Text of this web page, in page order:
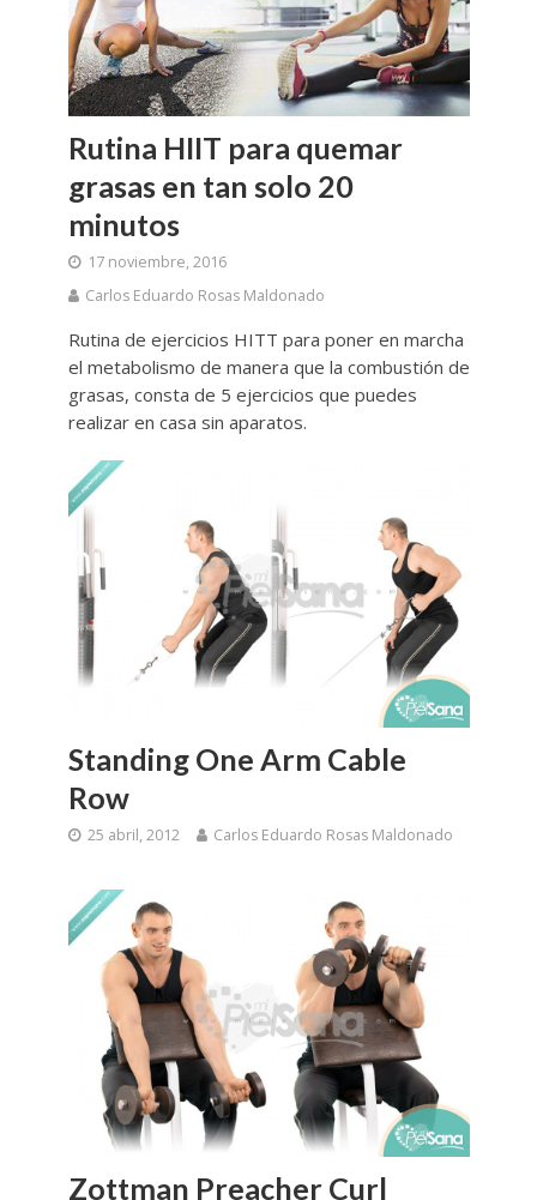
Rutina HIIT para quemar
grasas en tan solo 20
minutos
17 noviembre, 2016
Carlos Eduardo Rosas Maldonado
Rutina de ejercicios HITT para poner en marcha
el metabolismo de manera que la combustión de
grasas, consta de 5 ejercicios que puedes
realizar en casa sin aparatos.
Standing One Arm Cable
Row
25 abril, 2012 Carlos Eduardo Rosas Maldonado
Zottman Preacher Curl